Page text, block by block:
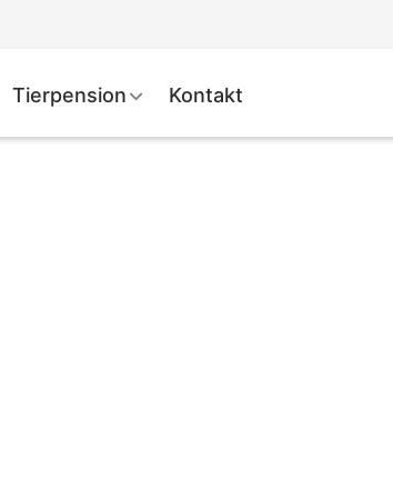
Tierpension Kontakt